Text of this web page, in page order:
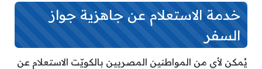
خدمة الاستعلام عن جاهزية جواز
السفر
يُمكن لأي من المواطنين المصريين بالكويّت الاستعلام عن